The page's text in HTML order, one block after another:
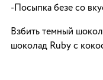
-Посыпка безе со
Взбить темный
шоколад Ruby с